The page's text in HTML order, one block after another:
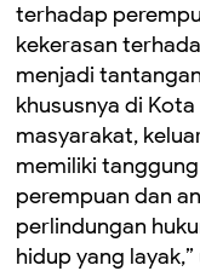
terhadap
kekerasan
menjadi
khususnya di
masyarakat,
memiliki
perempuan dan
perlindungan
hidup yang